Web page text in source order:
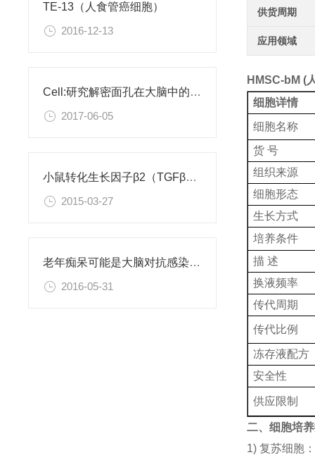
TE-13（人食管癌细胞）
2016-12-13
Cell:研究解密面孔在大脑中的编码
2017-06-05
小鼠转化生长因子β2（TGFβ2）ELISA试剂盒
2015-03-27
老年痴呆可能是大脑对抗感染病菌导致的
2016-05-31
供货周期
应用领域
HMSC-bM (
细胞详情
细胞名称
货 号
组织来源
细胞形态
生长方式
培养条件
描 述
换液频率
传代周期
传代比例
冻存液配方
安全性
供应限制
二、细胞培
1) 复苏细胞